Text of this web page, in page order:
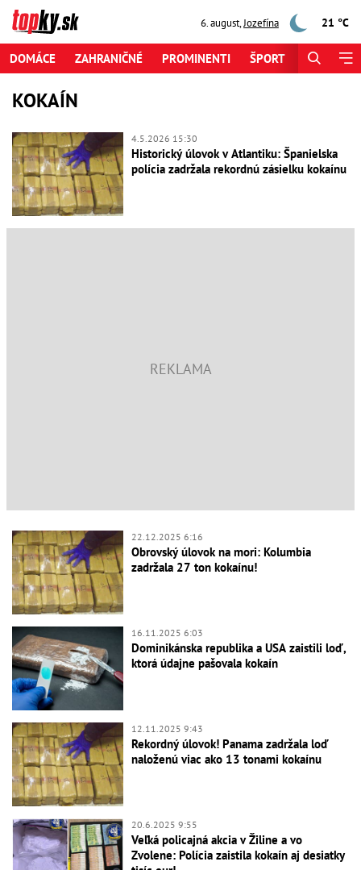
6. august,Jozefína 21 °C
DOMÁCE ZAHRANIČNÉ PROMINENTI ŠPORT
KOKAÍN
4.5.2026 15:30
Historický úlovok v Atlantiku: Španielska
polícia zadržala rekordnú zásielku kokaínu
22.12.2025 6:16
Obrovský úlovok na mori: Kolumbia
zadržala 27 ton kokaínu!
16.11.2025 6:03
Dominikánska republika a USA zaistili loď,
ktorá údajne pašovala kokaín
12.11.2025 9:43
Rekordný úlovok! Panama zadržala loď
naloženú viac ako 13 tonami kokaínu
20.6.2025 9:55
Veľká policajná akcia v Žiline a vo
Zvolene: Polícia zaistila kokaín aj desiatky